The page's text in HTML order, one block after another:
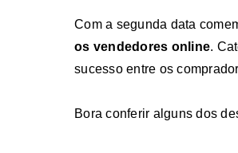
Com a segunda data
os vendedores online.
sucesso entre os
Bora conferir alguns dos